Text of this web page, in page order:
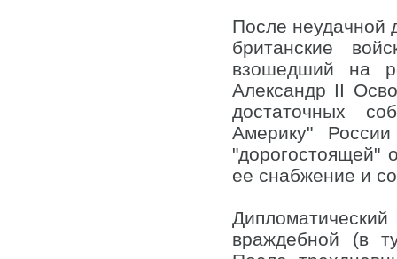
После неудачной
британские
взошедший на
Александр II
достаточных
Америку"
"дорогостоящей"
ее снабжение и
враждебной (в